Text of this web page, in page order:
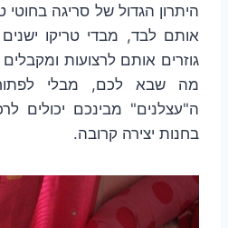
היתרון הגדול של סריגה
אותם לבד, מבדי טריקו
גוזרים אותם לרצועות ומקבלים
מה שבא לכם, מבלי
ה"עצלנים" מבינכם יכולים
בחנות יצירה קרובה.